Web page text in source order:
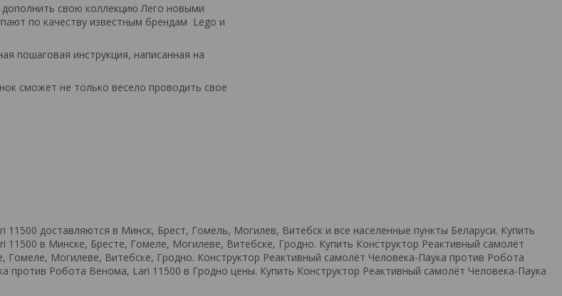
дополнить свою коллекцию Лего новыми
по качеству известным брендам Lego и
пошаговая инструкция, написанная на
сможет не только весело проводить свое
доставляются в Минск, Брест, Гомель, Могилев, Витебск и все населенные пункты Беларуси. Купить
в Минске, Бресте, Гомеле, Могилеве, Витебске, Гродно. Купить Конструктор Реактивный самолёт
Могилеве, Витебске, Гродно. Конструктор Реактивный самолёт Человека-Паука против Робота
против Робота Венома, Lari 11500 в Гродно цены. Купить Конструктор Реактивный самолёт Человека-Паука